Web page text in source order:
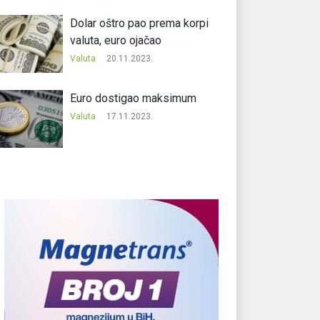
Dolar oštro pao prema korpi
valuta, euro ojačao
Valuta 20.11.2023.
Еuro dostigao maksimum
Valuta 17.11.2023.